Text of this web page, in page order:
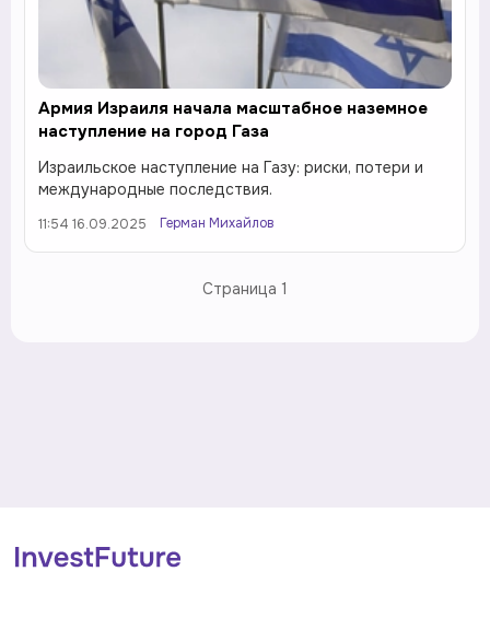
Армия Израиля начала масштабное наземное
наступление на город Газа
Израильское наступление на Газу: риски, потери и
международные последствия.
11:54 16.09.2025 Герман Михайлов
Страница 1